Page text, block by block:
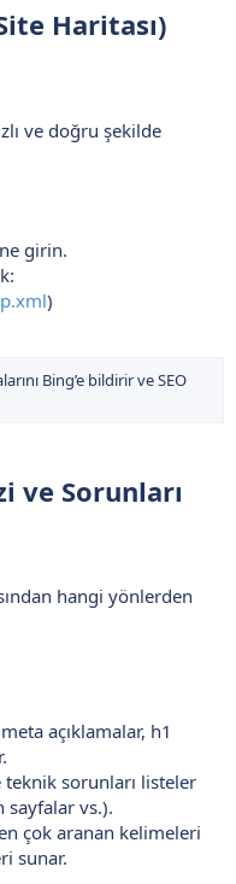
Haritası)
ve doğru şekilde
girin.
)
Bing’e bildirir ve SEO
ve Sorunları
hangi yönlerden
açıklamalar, h1
sorunları listeler
sayfalar vs.).
çok aranan kelimeleri
sunar.